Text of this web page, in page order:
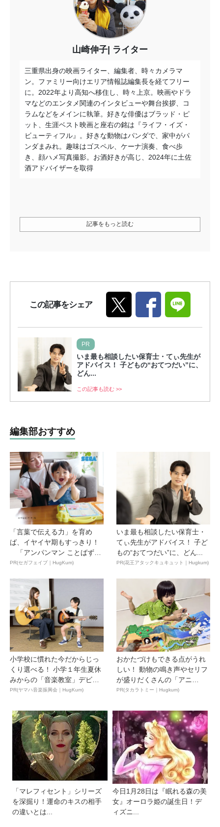
山崎伸子 ライター
三重県出身の映画ライター、編集者、時々カメラマ
ン。ファミリー向けエリア情報誌編集長を経てフリー
に。2022年より高知へ移住し、時々上京。映画やドラ
マなどのエンタメ関連のインタビューや舞台挨拶、コ
ラムなどをメインに執筆。好きな俳優はブラッド・ピ
ット、生涯ベスト映画と座右の銘は『ライフ・イズ・
ビューティフル』。好きな動物はパンダで、家中がパ
ンダまみれ。趣味はゴスペル、ケーナ演奏、食べ歩
き、顔ハメ写真撮影。お酒好きが高じ、2024年に土佐
酒アドバイザーを取得
記事をもっと読む
この記事をシェア
PR
いま最も相談したい保育士・てぃ先生が
アドバイス！ 子どもの“おてつだい”に、
どん...
この記事も読む >>
編集部おすすめ
「言葉で伝える力」を育め
ば、イヤイヤ期もすっきり！
「アンパンマン ことばずか
ん...
PR(セガフェイブ｜HugKum)
いま最も相談したい保育士・
てぃ先生がアドバイス！ 子ど
もの“おてつだい”に、どん...
PR(花王アタックキュキュット｜Hugkum)
小学校に慣れた今だからじっ
くり選べる！ 小学１年生夏休
みからの「音楽教室」デビ
ュ...
PR(ヤマハ音楽振興会｜HugKum)
おかたづけもできる点がうれ
しい！ 動物の鳴き声やセリフ
が盛りだくさんの「アニ
ア ...
PR(タカラトミー｜Hugkum)
「マレフィセント」シリーズ
を深掘り！運命のキスの相手
の違いとは...
今日1月28日は『眠れる森の美
女』オーロラ姫の誕生日！デ
ィズニ...